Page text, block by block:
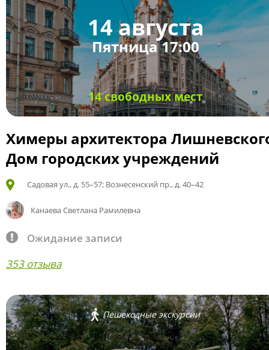
14 августа
Пятница 17:00
14 свободных мест
Химеры архитектора
Дом городских учреждений
Садовая ул., д. 55–57; Вознесенский пр., д. 40–42
Канаева Светлана Рамилевна
Ожидание записи
353 отзыва
Пешеходные экскурсии